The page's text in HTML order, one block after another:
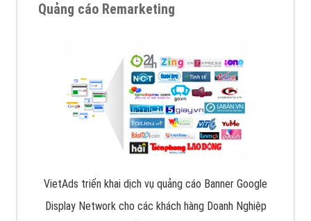
Quảng cáo Remarketing
VietAds triển khai dịch vụ quảng cáo Banner Google
Display Network cho các khách hàng Doanh Nghiệp